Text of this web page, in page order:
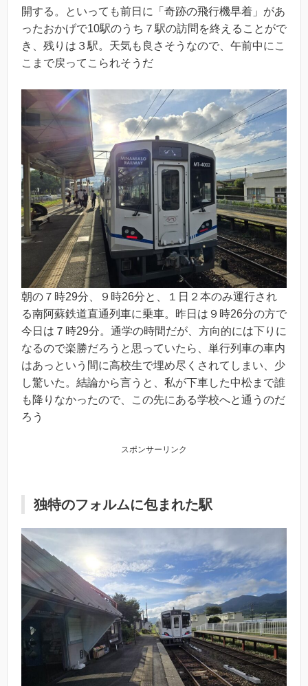
開する。といっても前日に「奇跡の飛行機早着」があ
ったおかげで10駅のうち７駅の訪問を終えることがで
き、残りは３駅。天気も良さそうなので、午前中にこ
こまで戻ってこられそうだ
朝の７時29分、９時26分と、１日２本のみ運行され
る南阿蘇鉄道直通列車に乗車。昨日は９時26分の方で
今日は７時29分。通学の時間だが、方向的には下りに
なるので楽勝だろうと思っていたら、単行列車の車内
はあっという間に高校生で埋め尽くされてしまい、少
し驚いた。結論から言うと、私が下車した中松まで誰
も降りなかったので、この先にある学校へと通うのだ
ろう
スポンサーリンク
独特のフォルムに包まれた駅